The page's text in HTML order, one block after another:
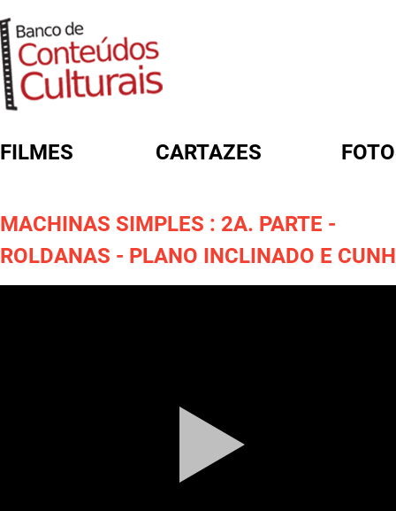
FILMES CARTAZES
MACHINAS SIMPLES : 2A. PARTE -
ROLDANAS - PLANO INCLINADO E